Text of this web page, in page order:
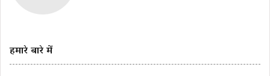
हमारे बारे में